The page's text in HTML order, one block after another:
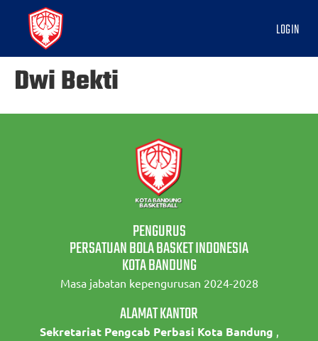
LOGIN
Dwi Bekti
PENGURUS
PERSATUAN BOLA BASKET INDONESIA
KOTA BANDUNG
Masa jabatan kepengurusan 2024-2028
ALAMAT KANTOR
Sekretariat Pengcab Perbasi Kota Bandung ,